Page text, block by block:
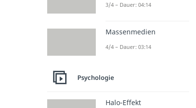
3/4 – Dauer: 04:14
Massenmedien
4/4 – Dauer: 03:14
Psychologie
Halo-Effekt